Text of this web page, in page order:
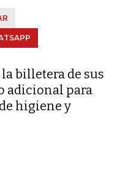
billetera de sus
adicional para
higiene y